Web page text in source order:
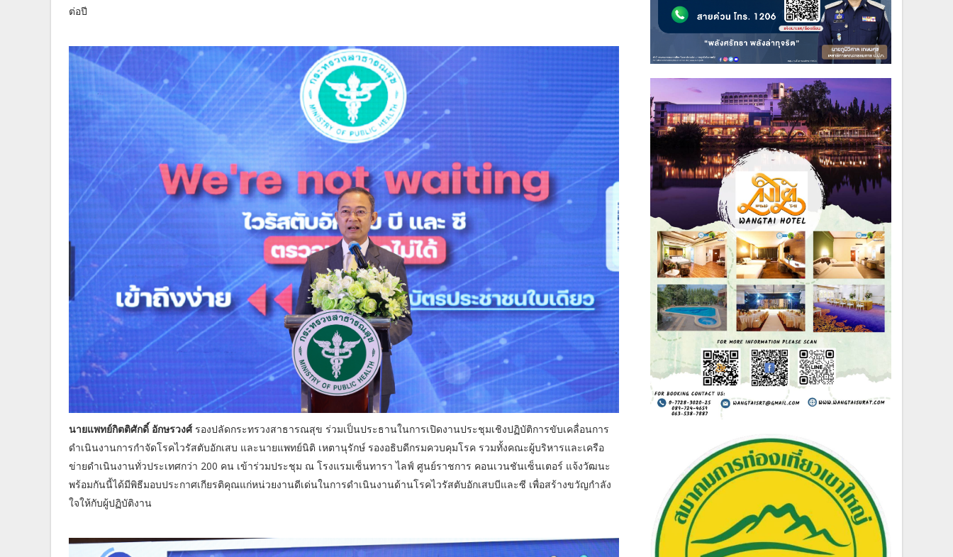
ต่อปี
นายแพทย์กิตติศักดิ์ อักษรวงศ์รองปลัดกระทรวงสาธารณสุข ร่วมเป็นประธานในการเปิดงานประชุมเชิงปฏิบัติการขับเคลื่อนการ
ดำเนินงานการกำจัดโรคไวรัสตับอักเสบ และนายแพทย์นิติ เหตานุรักษ์ รองอธิบดีกรมควบคุมโรค รวมทั้งคณะผู้บริหารและเครือ
ข่ายดำเนินงานทั่วประเทศกว่า 200 คน เข้าร่วมประชุม ณ โรงแรมเซ็นทารา ไลฟ์ ศูนย์ราชการ คอนเวนชันเซ็นเตอร์ แจ้งวัฒนะ
พร้อมกันนี้ได้มีพิธีมอบประกาศเกียรติคุณแก่หน่วยงานดีเด่นในการดำเนินงานด้านโรคไวรัสตับอักเสบบีและซี เพื่อสร้างขวัญกำลัง
ใจให้กับผู้ปฏิบัติงาน